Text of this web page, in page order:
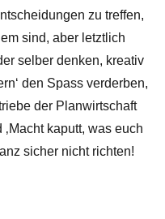
zu treffen,
sind, aber letztlich
selber denken, kreativ
den Spass verderben,
der Planwirtschaft
kaputt, was euch
sicher nicht richten!